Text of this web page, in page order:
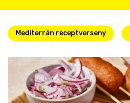
Mediterrán receptverseny